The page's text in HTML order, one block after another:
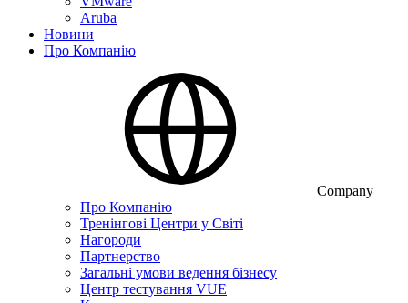
Aruba
Новини
Про Компанію
Company
Про Компанію
Тренінгові Центри у Світі
Нагороди
Партнерство
Загальні умови ведення бізнесу
Центр тестування VUE